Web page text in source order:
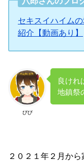
セキスイハイム
紹介【動画あり】
びび
良けれ
地鎮祭
２０２１年２月か